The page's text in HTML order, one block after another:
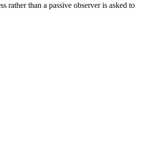
rather than a passive observer is asked to